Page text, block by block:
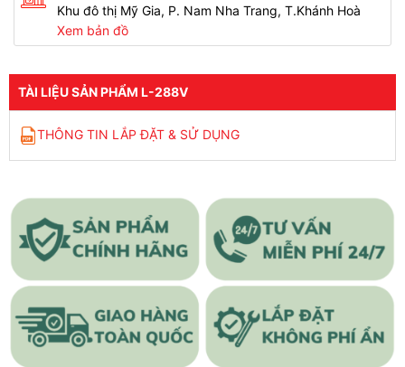
Khu đô thị Mỹ Gia, P. Nam Nha Trang, T.Khánh Hoà
Xem bản đồ
TÀI LIỆU SẢN PHẨM L-288V
THÔNG TIN LẮP ĐẶT & SỬ DỤNG